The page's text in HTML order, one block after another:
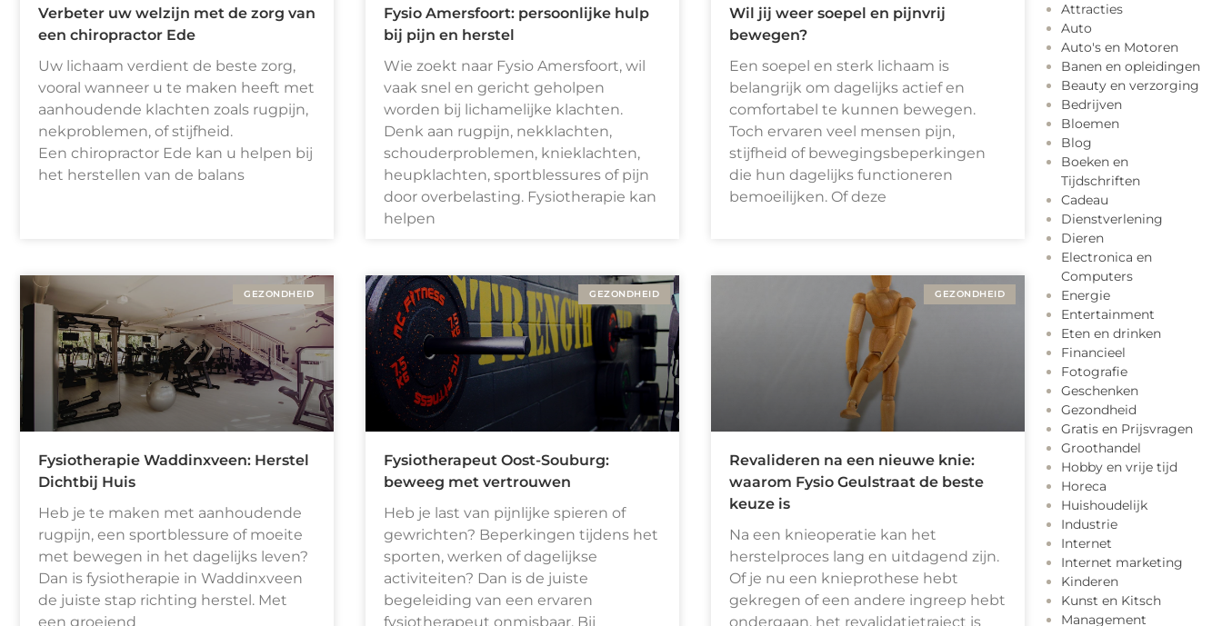
Verbeter uw welzijn met de zorg van
een chiropractor Ede
Uw lichaam verdient de beste zorg,
vooral wanneer u te maken heeft met
aanhoudende klachten zoals rugpijn,
nekproblemen, of stijfheid.
Een chiropractor Ede kan u helpen bij
het herstellen van de balans
Fysio Amersfoort: persoonlijke hulp
bij pijn en herstel
Wie zoekt naar Fysio Amersfoort, wil
vaak snel en gericht geholpen
worden bij lichamelijke klachten.
Denk aan rugpijn, nekklachten,
schouderproblemen, knieklachten,
heupklachten, sportblessures of pijn
door overbelasting. Fysiotherapie kan
helpen
Wil jij weer soepel en pijnvrij
bewegen?
Een soepel en sterk lichaam is
belangrijk om dagelijks actief en
comfortabel te kunnen bewegen.
Toch ervaren veel mensen pijn,
stijfheid of bewegingsbeperkingen
die hun dagelijks functioneren
bemoeilijken. Of deze
GEZONDHEID
Fysiotherapie Waddinxveen: Herstel
Dichtbij Huis
Heb je te maken met aanhoudende
rugpijn, een sportblessure of moeite
met bewegen in het dagelijks leven?
Dan is fysiotherapie in Waddinxveen
de juiste stap richting herstel. Met
een groeiend
GEZONDHEID
Fysiotherapeut Oost-Souburg:
beweeg met vertrouwen
Heb je last van pijnlijke spieren of
gewrichten? Beperkingen tijdens het
sporten, werken of dagelijkse
activiteiten? Dan is de juiste
begeleiding van een ervaren
fysiotherapeut onmisbaar. Bij
GEZONDHEID
Revalideren na een nieuwe knie:
waarom Fysio Geulstraat de beste
keuze is
Na een knieoperatie kan het
herstelproces lang en uitdagend zijn.
Of je nu een knieprothese hebt
gekregen of een andere ingreep hebt
ondergaan, het revalidatietraject is
Attracties
Auto
Auto's en Motoren
Banen en opleidingen
Beauty en verzorging
Bedrijven
Bloemen
Blog
Boeken en
Tijdschriften
Cadeau
Dienstverlening
Dieren
Electronica en
Computers
Energie
Entertainment
Eten en drinken
Financieel
Fotografie
Geschenken
Gezondheid
Gratis en Prijsvragen
Groothandel
Hobby en vrije tijd
Horeca
Huishoudelijk
Industrie
Internet
Internet marketing
Kinderen
Kunst en Kitsch
Management